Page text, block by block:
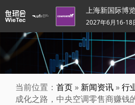
上海新国际博
2027年6月16-18
当前位置： 首页 » 新闻资讯 »行
成化之路，中央空调零售商赚钱